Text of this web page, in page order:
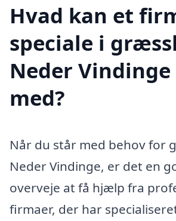
Hvad kan et
speciale i
Neder
med?
Når du står med behov for
Neder Vindinge, er det en
overveje at få hjælp fra
firmaer, der har